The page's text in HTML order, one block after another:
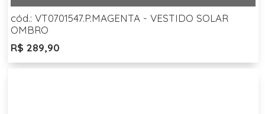
cód.: VT0701547.P.MAGENTA - VESTIDO SOLAR
OMBRO
R$ 289,90